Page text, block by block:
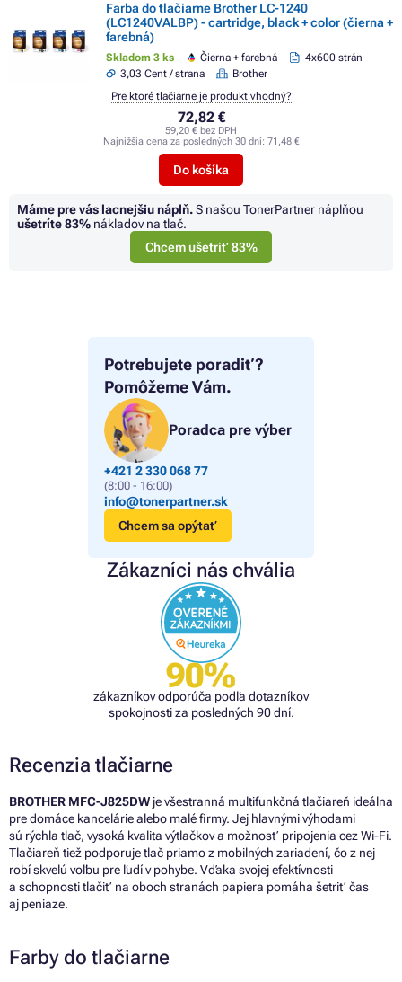
Potrebujete poradiť?
Pomôžeme Vám.
Poradca pre výber
+421 2 330 068 77
(8:00 - 16:00)
info@tonerpartner.sk
Chcem sa opýtať
Zákazníci nás chvália
90%
zákazníkov odporúča podľa dotazníkov
spokojnosti za posledných 90 dní.
Farba do tlačiarne Brother LC-1240
(LC1240VALBP) - cartridge, black + color (čierna +
farebná)
Skladom 3 ks Čierna + farebná
4x600 strán
3,03 Cent / strana
Brother
72,82 €
59,20 € bez DPH
Najnižšia cena za posledných 30 dní: 71,48 €
Do košíka
Pre ktoré tlačiarne je produkt vhodný?
Máme pre vás lacnejšiu náplň.S našou TonerPartner náplňou
ušetríte83% nákladov na tlač.
Chcem ušetriť 83%
Recenzia tlačiarne
BROTHER MFC-J825DW je všestranná multifunkčná tlačiareň ideálna
pre domáce kancelárie alebo malé firmy. Jej hlavnými výhodami
sú rýchla tlač, vysoká kvalita výtlačkov a možnosť pripojenia cez Wi-Fi.
Tlačiareň tiež podporuje tlač priamo z mobilných zariadení, čo z nej
robí skvelú voľbu pre ľudí v pohybe. Vďaka svojej efektívnosti
a schopnosti tlačiť na oboch stranách papiera pomáha šetriť čas
aj peniaze.
Farby do tlačiarne